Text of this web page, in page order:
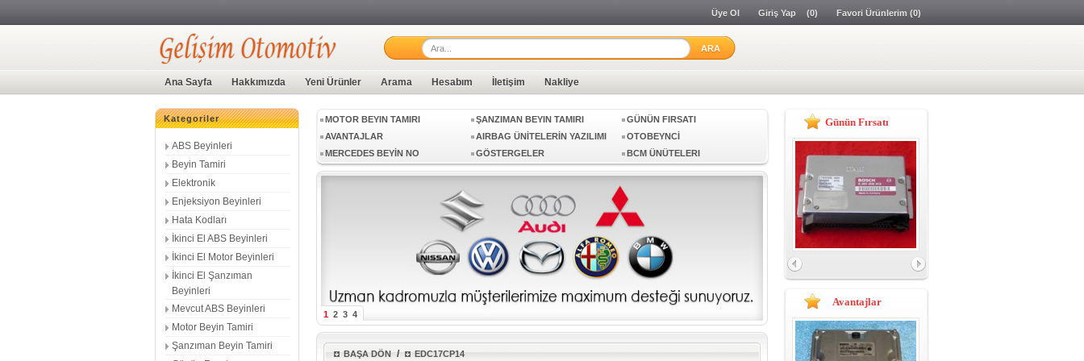
Üye Ol Giriş Yap (0) Favori Ürünlerim (0)
Ana Sayfa Hakkımızda Yeni Ürünler Arama Hesabım İletişim Nakliye
Kategoriler
ABS Beyinleri
Beyin Tamiri
Elektronik
Enjeksiyon Beyinleri
Hata Kodları
İkinci El ABS Beyinleri
İkinci El Motor Beyinleri
İkinci El Şanzıman
Beyinleri
Mevcut ABS Beyinleri
Motor Beyin Tamiri
Şanzıman Beyin Tamiri
ENJEKSIYON BEYINLERI
HATA KODLARI
MOTOR BEYIN TAMIRI
ŞANZIMAN BEYIN TAMIRI
GÜNÜN FIRSATI
AVANTAJLAR
AIRBAG ÜNİTELERİN YAZILIMI
OTOBEYNCİ
MERCEDES BEYİN NO
GÖSTERGELER
BCM ÜNÜTELERI
SIFIR BEYİN
KAMERA BEYİNİ
GERİ DÖNÜŞ KAMERA BEYNİ
MED17.5.5
MED17.5.21
MED17.5.25
MED9.5.10
SİMOS PCR2.1
PCR2.1
SIMOS10.12A
SIMOS7PP
EDC16U1
EDC16U31
EDC16CP
EDC16C4
EDC16CP34
EDC17CP04
EDC17CP14
EDC17CP24
EDC17CP44
EDC17CP54
EDC17CP74
EDC17C64
EDC17C74
EDC17C46
1 2 3 4
BAŞA DÖN / EDC17CP14
Günün Fırsatı
Avantajlar